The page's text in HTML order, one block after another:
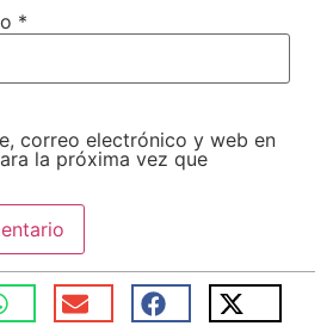
*
correo electrónico y web en
la próxima vez que